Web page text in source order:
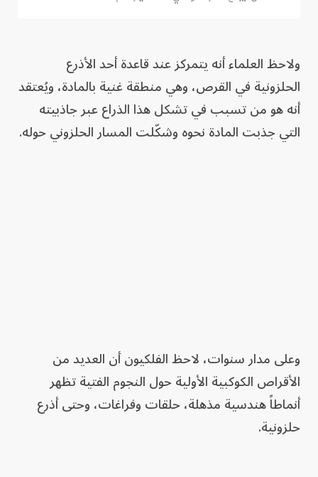
ولاحظ العلماء أنه يتمركز عند قاعدة أحد الأذرع
الحلزونية في القرص، وهي منطقة غنية بالمادة، ويُعتقد
أنه هو من تسبب في تشكل هذا الذراع عبر جاذبيته
التي جذبت المادة نحوه وشكّلت المسار الحلزوني حوله.
وعلى مدار سنوات، لاحظ الفلكيون أن العديد من
الأقراص الكوكبية الأولية حول النجوم الفتية تظهر
أنماطاً هندسية مذهلة، حلقات وفراغات، وحتى أذرع
حلزونية.